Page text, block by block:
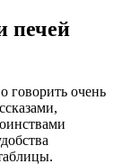
печей
очень